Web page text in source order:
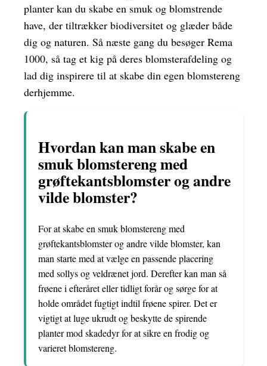
planter kan du skabe en smuk og blomstrende
have, der tiltrækker biodiversitet og glæder både
dig og naturen. Så næste gang du besøger Rema
1000, så tag et kig på deres blomsterafdeling og
lad dig inspirere til at skabe din egen blomstereng
derhjemme.
Hvordan kan man skabe en
smuk blomstereng med
grøftekantsblomster og andre
vilde blomster?
For at skabe en smuk blomstereng med
grøftekantsblomster og andre vilde blomster, kan
man starte med at vælge en passende placering
med sollys og veldrænet jord. Derefter kan man så
frøene i efteråret eller tidligt forår og sørge for at
holde området fugtigt indtil frøene spirer. Det er
vigtigt at luge ukrudt og beskytte de spirende
planter mod skadedyr for at sikre en frodig og
varieret blomstereng.